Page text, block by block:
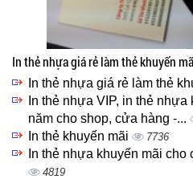
In thẻ nhựa giá rẻ làm thẻ khuyến
In thẻ nhựa giá rẻ làm thẻ
In thẻ nhựa VIP, in thẻ
năm cho shop, cửa hàng -...
In thẻ khuyến mãi 7736
In thẻ nhựa khuyến mãi
4819